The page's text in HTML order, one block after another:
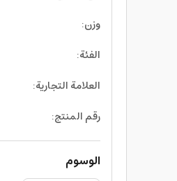
وزن:
الفئة:
العلامة التجارية:
رقم المنتج:
الوسوم